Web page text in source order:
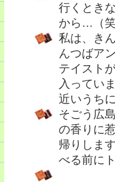
行くとき
から…（
私は、き
んつばア
テイスト
入ってい
近いうち
そごう広
の香りに
帰りしま
べる前に